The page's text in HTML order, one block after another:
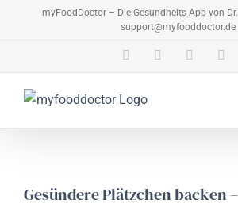
myFoodDoctor – Die Gesundheits-App von
support@myfooddoctor.de
FacebookInstagram
Gesündere Plätzchen backen